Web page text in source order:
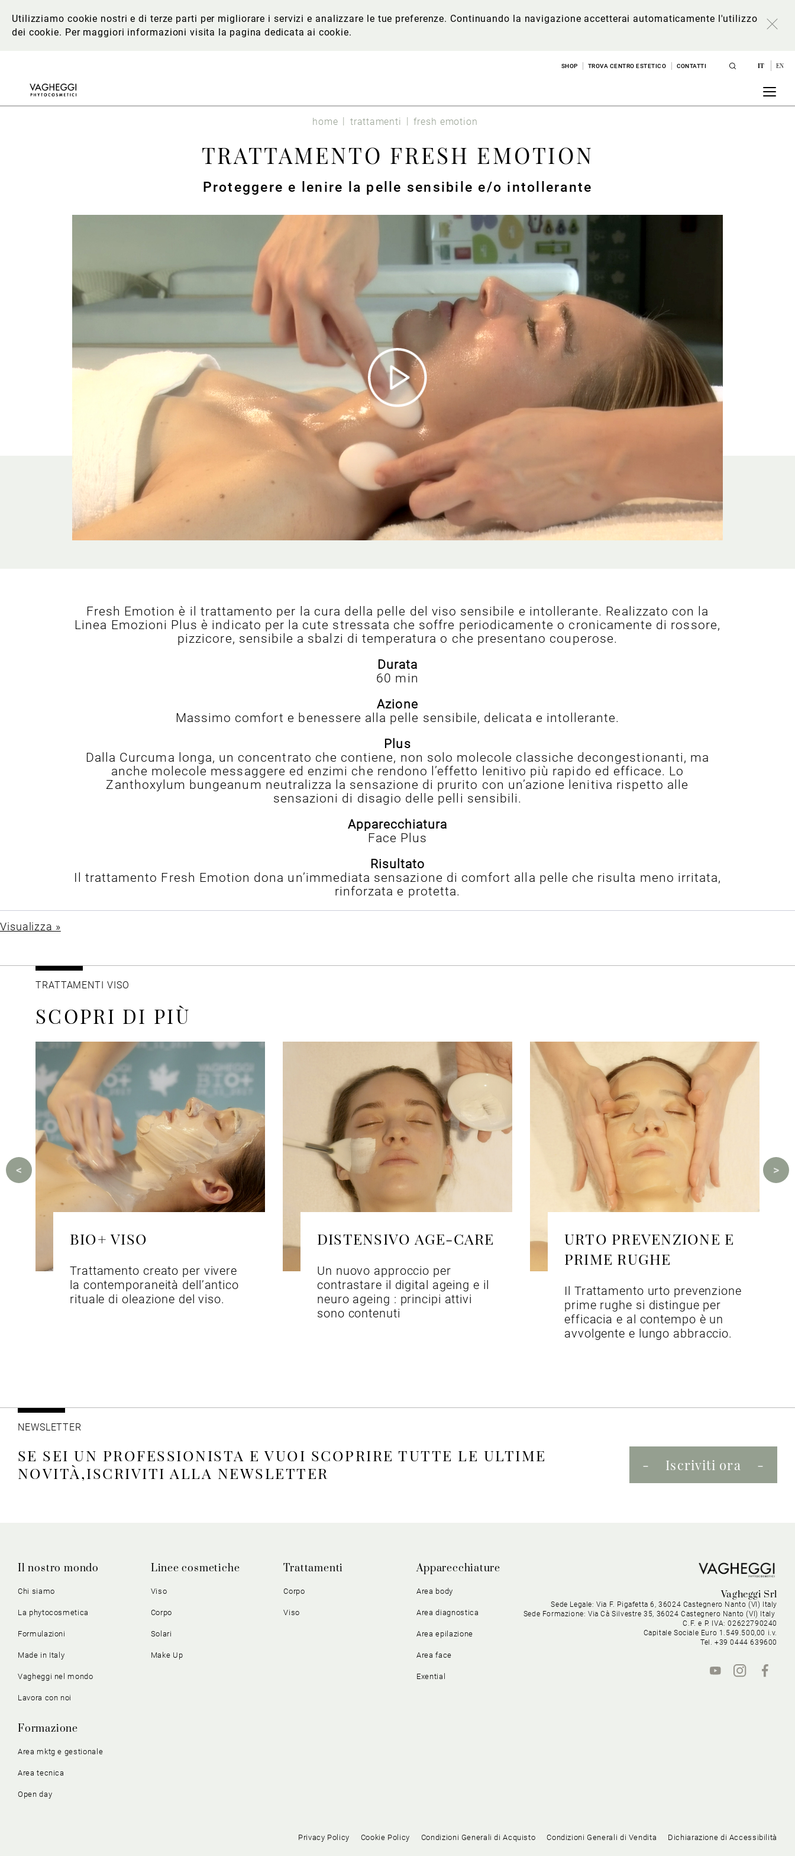
Utilizziamo cookie nostri e di terze parti per migliorare i servizi e analizzare le tue preferenze. Continuando la navigazione accetterai automaticamente l'utilizzo
dei cookie. Per maggiori informazionivisita la pagina dedicata ai cookie.
SHOP TROVA CENTRO ESTETICO CONTATTI IT EN
home trattamenti fresh emotion
TRATTAMENTO FRESH EMOTION
Proteggere e lenire la pelle sensibile e/o intollerante
Fresh Emotion è il trattamento per la cura della pelle del viso sensibile e intollerante. Realizzato con la
Linea Emozioni Plus è indicato per la cute stressata che soffre periodicamente o cronicamente di rossore,
pizzicore, sensibile a sbalzi di temperatura o che presentano couperose.
Durata
60 min
Azione
Massimo comfort e benessere alla pelle sensibile, delicata e intollerante.
Plus
Dalla Curcuma longa, un concentrato che contiene, non solo molecole classiche decongestionanti, ma
anche molecole messaggere ed enzimi che rendono l’effetto lenitivo più rapido ed efficace. Lo
Zanthoxylum bungeanum neutralizza la sensazione di prurito con un’azione lenitiva rispetto alle
sensazioni di disagio delle pelli sensibili.
Apparecchiatura
Face Plus
Risultato
Il trattamento Fresh Emotion dona un’immediata sensazione di comfort alla pelle che risulta meno irritata,
rinforzata e protetta.
Visualizza »
TRATTAMENTI VISO
SCOPRI DI PIÙ
BIO+ VISO
Trattamento creato per vivere
la contemporaneità dell’antico
rituale di oleazione del viso.
DISTENSIVO AGE-CARE
Un nuovo approccio per
contrastare il digital ageing e il
neuro ageing : principi attivi
sono contenuti
URTO PREVENZIONE E
PRIME RUGHE
Il Trattamento urto prevenzione
prime rughe si distingue per
efficacia e al contempo è un
avvolgente e lungo abbraccio.
NEWSLETTER
SE SEI UN PROFESSIONISTA E VUOI SCOPRIRE TUTTE LE ULTIME
NOVITÀ,ISCRIVITI ALLA NEWSLETTER
Iscriviti ora
Il nostro mondo
Chi siamo
La phytocosmetica
Formulazioni
Made in Italy
Vagheggi nel mondo
Lavora con noi
Linee cosmetiche
Viso
Corpo
Solari
Make Up
Trattamenti
Corpo
Viso
Apparecchiature
Area body
Area diagnostica
Area epilazione
Area face
Exential
Formazione
Area mktg e gestionale
Area tecnica
Open day
Vagheggi Srl
Sede Legale: Via F. Pigafetta 6, 36024 Castegnero Nanto (VI) Italy
Sede Formazione: Via Cà Silvestre 35, 36024 Castegnero Nanto (VI) Italy
C.F. e P. IVA: 02622790240
Capitale Sociale Euro 1.549.500,00 i.v.
Tel. +39 0444 639600
Privacy Policy Cookie Policy Condizioni Generali di Acquisto Condizioni Generali di Vendita Dichiarazione di Accessibilità